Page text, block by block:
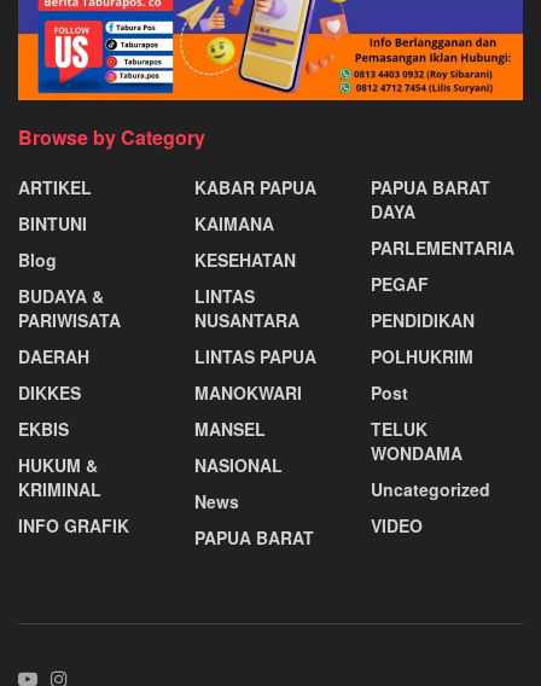
Browse by Category
ARTIKEL
BINTUNI
Blog
BUDAYA &
PARIWISATA
DAERAH
DIKKES
EKBIS
HUKUM &
KRIMINAL
INFO GRAFIK
KABAR PAPUA
KAIMANA
KESEHATAN
LINTAS
NUSANTARA
LINTAS PAPUA
MANOKWARI
MANSEL
NASIONAL
News
PAPUA BARAT
PAPUA BARAT
DAYA
PARLEMENTARIA
PEGAF
PENDIDIKAN
POLHUKRIM
Post
TELUK
WONDAMA
Uncategorized
VIDEO